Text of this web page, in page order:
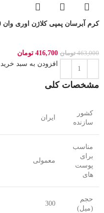
کرم آبرسان پمپی کلاژن اوری وان 300 میل
463,000 تومان 416,700 تومان
افزودن به سبد خرید
مشخصات کلی
کشور
سازنده
ایران
مناسب
برای
پوست
های
معمولی
حجم
(میل)
300